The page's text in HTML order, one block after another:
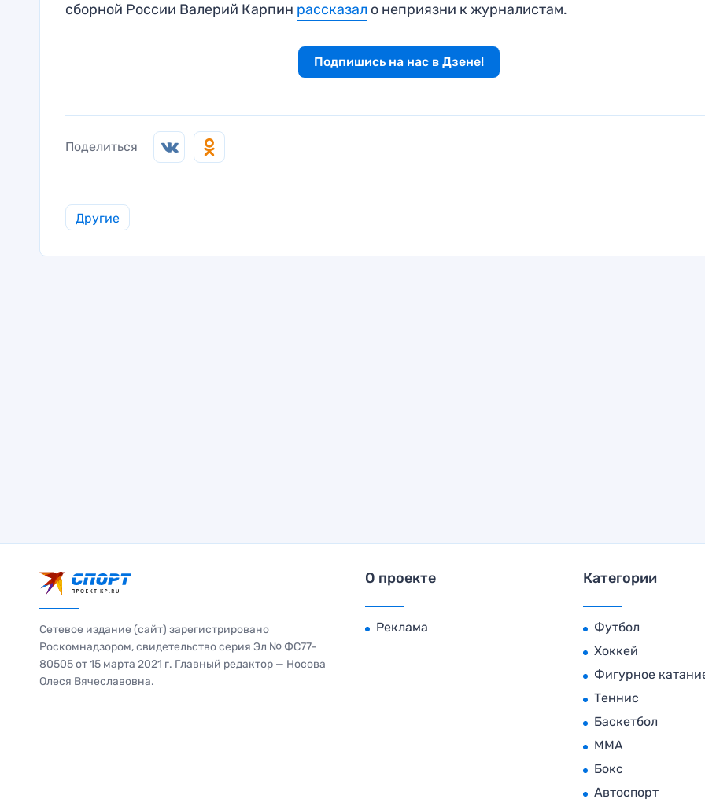
сборной России Валерий Карпин рассказало неприязни к журналистам.
Подпишись на нас в Дзене!
Поделиться
Другие
Сетевое издание (сайт) зарегистрировано
Роскомнадзором, свидетельство серия Эл № ФС77-
80505 от 15 марта 2021 г. Главный редактор — Носова
Олеся Вячеславовна.
О проекте
Реклама
Категории
Футбол
Хоккей
Фигурное
Теннис
Баскетбол
MMA
Бокс
Автоспорт